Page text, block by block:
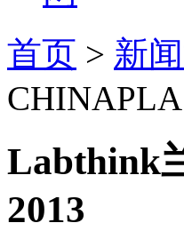
首页 > 新
Labthink
2013